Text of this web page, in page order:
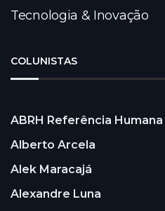
Tecnologia & Inovação
COLUNISTAS
ABRH Referência Humana
Alberto Arcela
Alek Maracajá
Alexandre Luna